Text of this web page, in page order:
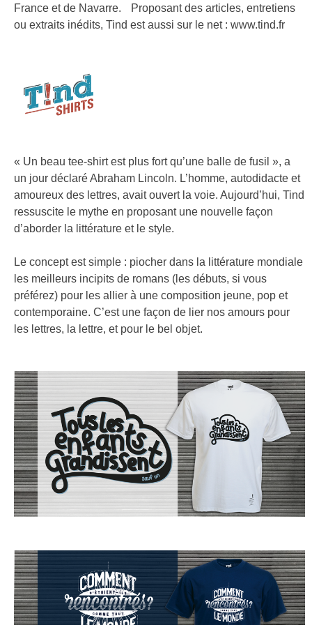
France et de Navarre. Proposant des articles, entretiens
ou extraits inédits, Tind est aussi sur le net : www.tind.fr
« Un beau tee-shirt est plus fort qu’une balle de fusil », a
un jour déclaré Abraham Lincoln. L’homme, autodidacte et
amoureux des lettres, avait ouvert la voie. Aujourd’hui, Tind
ressuscite le mythe en proposant une nouvelle façon
d’aborder la littérature et le style.
Le concept est simple : piocher dans la littérature mondiale
les meilleurs incipits de romans (les débuts, si vous
préférez) pour les allier à une composition jeune, pop et
contemporaine. C’est une façon de lier nos amours pour
les lettres, la lettre, et pour le bel objet.